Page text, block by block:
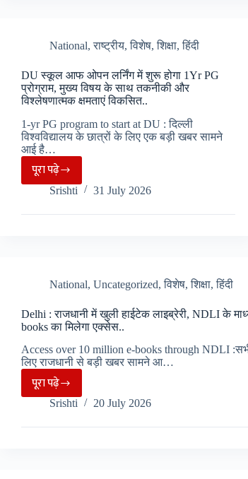
13
को
करेंगे
पुरस्कार
से
सम्मानित,
सूची
जारी…
National,राष्ट्रीय,विशेष,शिक्षा,हिंदी
DU स्कूल आफ ओपन लर्निंग में शुरू होगा 1Yr PG
प्रोग्राम, मुख्य विषय के साथ तकनीकी और
विश्लेषणात्मक क्षमताएं विकसित..
1-yr PG program to start at DU : दिल्ली
विश्वविद्यालय के छात्रों के लिए एक बड़ी खबर सामने
आई है…
पूरा पढ़े
DU
स्कूल
आफ
शुरू
1Yr
PG
प्रोग्राम,
मुख्य
विषय
के
साथ
Srishti 31 July 2026
National, Uncategorized,विशेष,शिक्षा,हिंदी
Delhi : राजधानी में खुली हाईटेक लाइब्रेरी, NDLI के
books का मिलेगा एक्सेस..
Access over 10 million e-books through NDLI
लिए राजधानी से बड़ी खबर सामने आ…
पूरा पढ़ेDelhi
:
राजधानी
Srishti 20 July 2026